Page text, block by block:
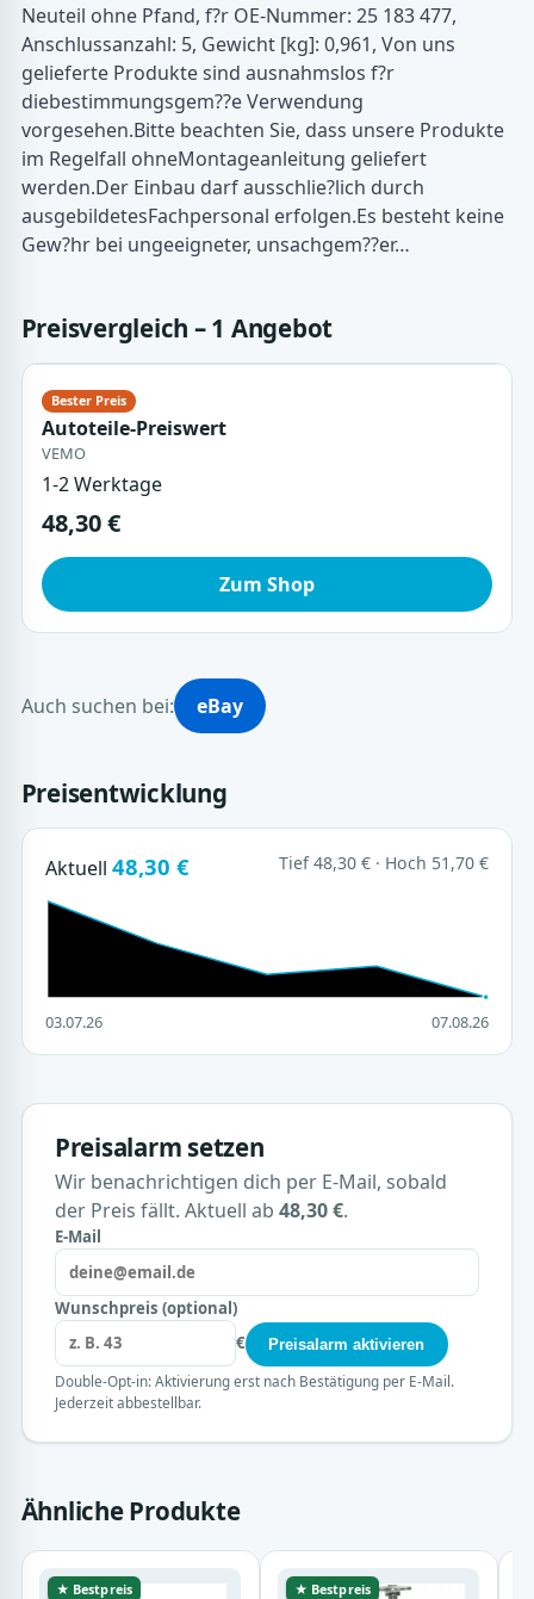
Neuteil ohne Pfand, f?r OE-Nummer: 25 183 477,
Anschlussanzahl: 5, Gewicht [kg]: 0,961, Von uns
gelieferte Produkte sind ausnahmslos f?r
diebestimmungsgem??e Verwendung
vorgesehen.Bitte beachten Sie, dass unsere Produkte
im Regelfall ohneMontageanleitung geliefert
werden.Der Einbau darf ausschlie?lich durch
ausgebildetesFachpersonal erfolgen.Es besteht keine
Gew?hr bei ungeeigneter, unsachgem??er…
Preisvergleich – 1 Angebot
Autoteile-Preiswert
VEMO
1-2 Werktage
48,30 €
Zum Shop
Auch suchen bei: eBay
Preisentwicklung
Aktuell 48,30 € Tief 48,30 € · Hoch 51,70 €
03.07.26 07.08.26
Preisalarm setzen
Wir benachrichtigen dich per E-Mail, sobald
der Preis fällt. Aktuell ab 48,30 €.
E-Mail
Wunschpreis (optional)
€
Preisalarm aktivieren
Double-Opt-in: Aktivierung erst nach Bestätigung per E-Mail.
Jederzeit abbestellbar.
Ähnliche Produkte
★ Bestpreis ★ Bestpreis